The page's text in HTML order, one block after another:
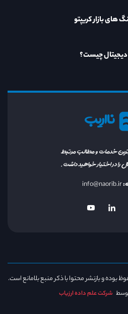
نااریب
خدمات و مطالب مرتبط
را در اختیار خواهید داشت.
info@naorib.ir
های بازار کریپتو
دیجیتال چیست؟
بوده و بازنشر محتوا با ذکر منبع بلامانع است.
شرکت علم داده ارزیاب